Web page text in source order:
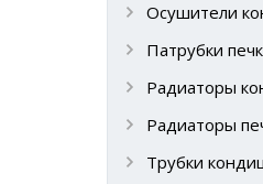
Осушители
Патрубки
Радиаторы
Радиаторы
Трубки